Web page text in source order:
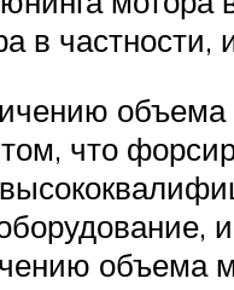
в частности,
что
объема